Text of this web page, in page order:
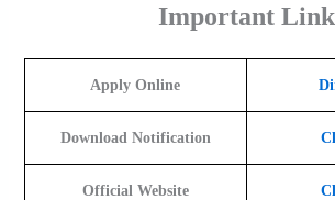
Important Link
Apply Online
Download Notification
Official Website